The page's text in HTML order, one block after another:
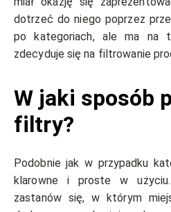
dotrzeć do niego poprzez
po kategoriach, ale ma na
zdecyduje się na filtrowanie
W jaki sposób
filtry?
Podobnie jak w przypadku
klarowne i proste w
zastanów się, w którym